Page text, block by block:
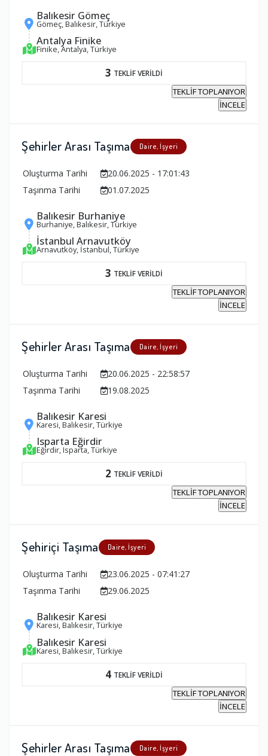
Balıkesir Gömeç
Gömeç, Balıkesir, Türkiye
Antalya Finike
Finike, Antalya, Türkiye
3 TEKLİF VERİLDİ
TEKLİF TOPLANIYOR
İNCELE
Şehirler Arası Taşıma Daire, İşyeri
Oluşturma Tarihi
20.06.2025 - 17:01:43
Taşınma Tarihi
01.07.2025
Balıkesir Burhaniye
Burhaniye, Balıkesir, Türkiye
İstanbul Arnavutköy
Arnavutköy, İstanbul, Türkiye
3 TEKLİF VERİLDİ
TEKLİF TOPLANIYOR
İNCELE
Şehirler Arası Taşıma Daire, İşyeri
Oluşturma Tarihi
20.06.2025 - 22:58:57
Taşınma Tarihi
19.08.2025
Balıkesir Karesi
Karesi, Balıkesir, Türkiye
Isparta Eğirdir
Eğirdir, Isparta, Türkiye
2 TEKLİF VERİLDİ
TEKLİF TOPLANIYOR
İNCELE
Şehiriçi Taşıma Daire, İşyeri
Oluşturma Tarihi
23.06.2025 - 07:41:27
Taşınma Tarihi
29.06.2025
Balıkesir Karesi
Karesi, Balıkesir, Türkiye
Balıkesir Karesi
Karesi, Balıkesir, Türkiye
4 TEKLİF VERİLDİ
TEKLİF TOPLANIYOR
İNCELE
Şehirler Arası Taşıma Daire, İşyeri